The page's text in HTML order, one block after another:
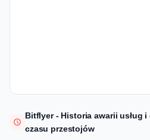
Bitflyer - Historia awarii usług i
czasu przestojów